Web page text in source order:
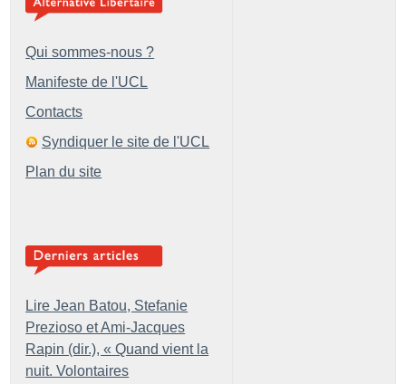
Qui sommes-nous ?
Manifeste de l'UCL
Contacts
Syndiquer le site de l'UCL
Plan du site
Lire Jean Batou, Stefanie
Prezioso et Ami-Jacques
Rapin (dir.), « Quand vient la
nuit. Volontaires